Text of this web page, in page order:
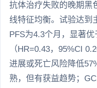
抗体治疗失败的晚期黑
线特征均衡。试验达到
PFS为4.3个月，显著
（HR=0.43，95%CI
进展或死亡风险降低
熟，但有获益趋势；